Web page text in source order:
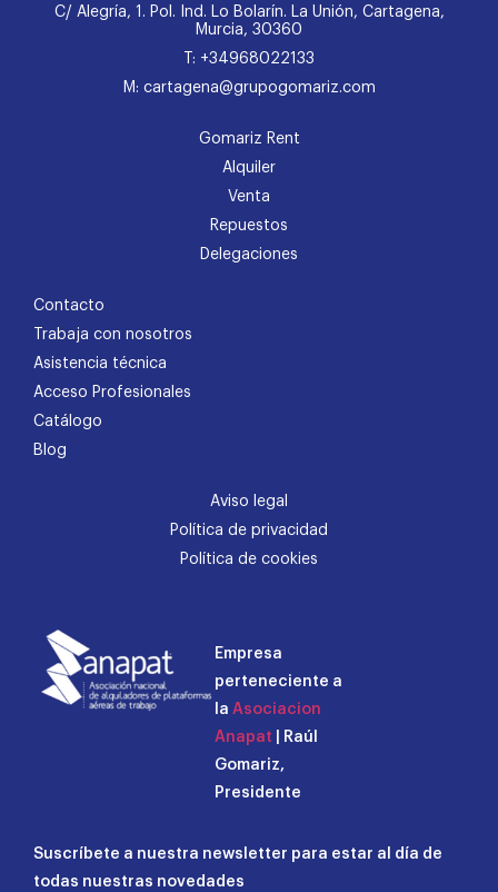
C/ Alegría, 1. Pol. Ind. Lo Bolarín. La Unión, Cartagena,
Murcia, 30360
T: +34968022133
M: cartagena@grupogomariz.com
Gomariz Rent
Alquiler
Venta
Repuestos
Delegaciones
Contacto
Trabaja con nosotros
Asistencia técnica
Acceso Profesionales
Catálogo
Blog
Aviso legal
Política de privacidad
Política de cookies
Empresa
perteneciente a
la Asociacion
Anapat | Raúl
Gomariz,
Presidente
Suscríbete a nuestra newsletter para estar al día de
todas nuestras novedades